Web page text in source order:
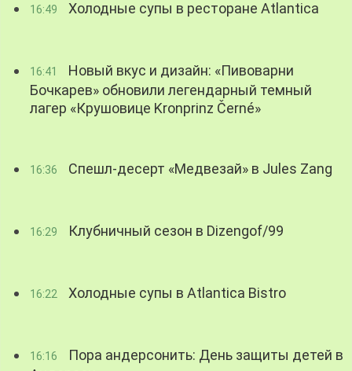
16:49 Холодные супы в ресторане Atlantica
16:41
Новый вкус и дизайн: «Пивоварни
Бочкарев» обновили легендарный темный
лагер «Крушовице Kronprinz Černé»
16:36 Спешл-десерт «Медвезай» в Jules Zang
16:29 Клубничный сезон в Dizengof/99
16:22 Холодные супы в Atlantica Bistro
16:16
Пора андерсонить: День защиты детей в